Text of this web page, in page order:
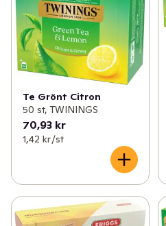
Te Grönt Citron
50 st, TWININGS
70,93 kr
1,42 kr /st